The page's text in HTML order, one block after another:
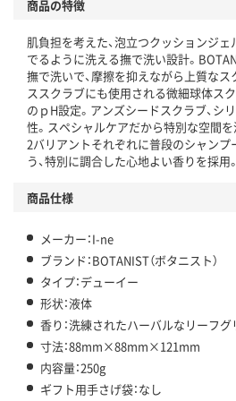
商品の特徴
肌負担を考えた、泡立つクッションジェ
でるように洗える撫で洗い設計。
撫で洗いで、摩擦を抑えながら上質なス
ススクラブにも使用される微細球体ス
のｐH設定。アンズシードスクラブ、シ
性。スペシャルケアだから特別な空間を
2バリアントそれぞれに普段のシャン
う、特別に調合した心地よい香りを採用。
商品仕様
メーカー：I-ne
ブランド：BOTANIST（ボタニスト）
タイプ：デューイー
形状：液体
香り：洗練されたハーバルなリーフ
寸法：88mm×88mm×121mm
内容量：250g
ギフト用手さげ袋：なし